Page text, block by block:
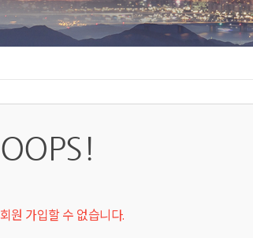
OOPS!
회원 가입할 수 없습니다.